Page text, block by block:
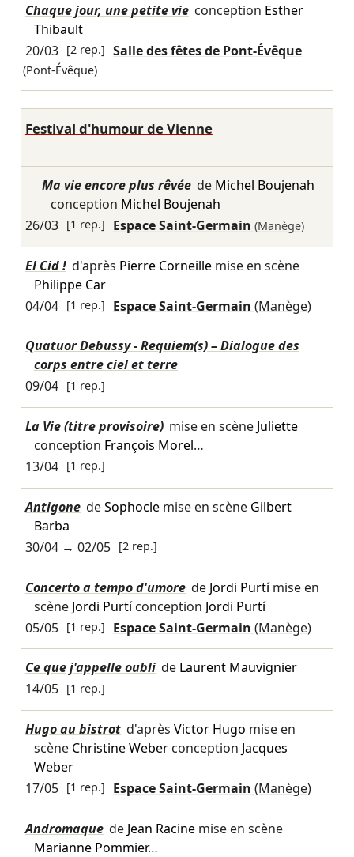
Chaque jour, une petite vie conception Esther
Thibault
20/03 [2 rep.] Salle des fêtes de Pont-Évêque
(Pont-Évêque)
Festival d'humour de Vienne
Ma vie encore plus rêvée de Michel Boujenah
conception Michel Boujenah
26/03 [1 rep.] Espace Saint-Germain(Manège)
El Cid ! d'après Pierre Corneillemise en scène
Philippe Car
04/04 [1 rep.] Espace Saint-Germain(Manège)
Quatuor Debussy - Requiem(s) – Dialogue des
corps entre ciel et terre
09/04 [1 rep.]
La Vie (titre provisoire) mise en scène Juliette
conception François Morel…
13/04 [1 rep.]
Antigone deSophoclemise en scène Gilbert
Barba
30/04→ 02/05 [2 rep.]
Concerto a tempo d'umore de Jordi Purtímise en
scène Jordi Purtíconception Jordi Purtí
05/05 [1 rep.] Espace Saint-Germain(Manège)
Ce que j'appelle oubli de Laurent Mauvignier
14/05 [1 rep.]
Hugo au bistrot d'après Victor Hugo mise en
scène Christine Weberconception Jacques
Weber
17/05 [1 rep.] Espace Saint-Germain(Manège)
Andromaque de Jean Racinemise en scène
Marianne Pommier…